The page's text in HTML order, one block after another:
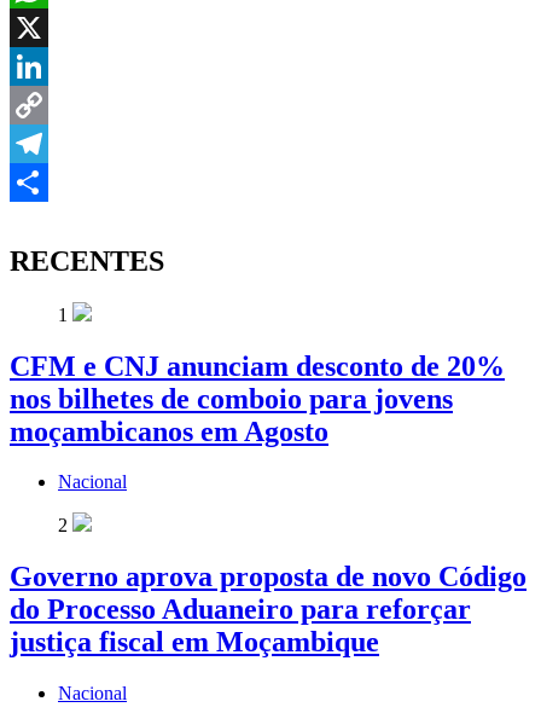
WhatsApp
X
LinkedIn
Copy
Link
Telegram
RECENTES
1
CFM e CNJ anunciam desconto de 20%
nos bilhetes de comboio para jovens
moçambicanos em Agosto
Nacional
2
Governo aprova proposta de novo Código
do Processo Aduaneiro para reforçar
justiça fiscal em Moçambique
Nacional